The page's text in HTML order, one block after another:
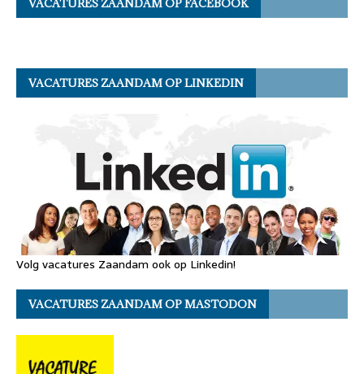
VACATURES ZAANDAM OP FACEBOOK
VACATURES ZAANDAM OP LINKEDIN
Volg vacatures Zaandam ook op Linkedin!
VACATURES ZAANDAM OP MASTODON